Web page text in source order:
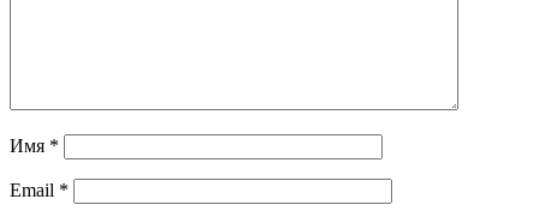
Имя *
Email *